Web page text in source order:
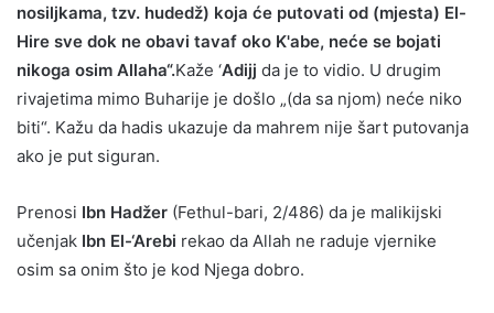
nosiljkama, tzv. hudedž) koja će putovati od (mjesta) El-
Hire sve dok ne obavi tavaf oko K'abe, neće se bojati
nikoga osim Allaha“.Kaže ‘Adijj da je to vidio. U drugim
rivajetima mimo Buharije je došlo „(da sa njom) neće niko
biti“. Kažu da hadis ukazuje da mahrem nije šart putovanja
ako je put siguran.
Prenosi Ibn Hadžer (Fethul-bari, 2/486) da je malikijski
učenjak Ibn El-‘Arebi rekao da Allah ne raduje vjernike
osim sa onim što je kod Njega dobro.